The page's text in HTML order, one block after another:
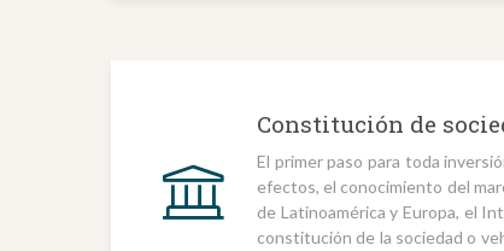
Constitución de
El primer paso para toda
efectos, el conocimiento del
de Latinoamérica y Europa, el
constitución de la sociedad o